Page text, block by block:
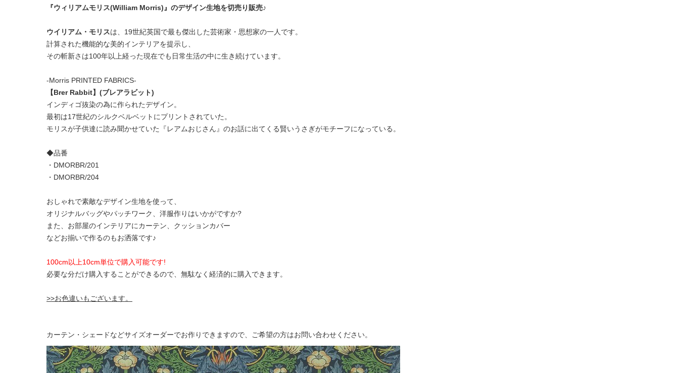
『ウィリアムモリス(William Morris)』のデザイン生地を切売り販売♪
ウイリアム・モリスは、19世紀英国で最も傑出した芸術家・思想家の一人です。
計算された機能的な美的インテリアを提示し、
その斬新さは100年以上経った現在でも日常生活の中に生き続けています。
-Morris PRINTED FABRICS-
【Brer Rabbit】(ブレアラビット)
インディゴ抜染の為に作られたデザイン。
最初は17世紀のシルクベルベットにプリントされていた。
モリスが子供達に読み聞かせていた『レアムおじさん』のお話に出てくる賢いうさぎがモチーフになっている。
◆品番
・DMORBR/201
・DMORBR/204
おしゃれで素敵なデザイン生地を使って、
オリジナルバッグやパッチワーク、洋服作りはいかがですか?
また、お部屋のインテリアにカーテン、クッションカバー
などお揃いで作るのもお洒落です♪
100cm以上10cm単位で購入可能です!
必要な分だけ購入することができるので、無駄なく経済的に購入できます。
>>お色違いもございます。
カーテン・シェードなどサイズオーダーでお作りできますので、ご希望の方はお問い合わせください。